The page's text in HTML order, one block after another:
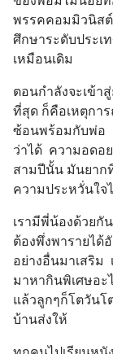
พรรคคอมมิวนิส
ศึกษาระดับประเ
เหมือนเดิม
ตอนกำลังจะเข้า
ที่สุด ก็คือเหตุกา
ซ้อนพร้อมกับพ่อ
ว่าได้  ความอด
สามปีนั้น มันยาก
ความประหวั่นใจ
เรามีพี่น้องด้วยกั
ต้องพึ่งพารายได้
อย่างอื่นมาเสริม
มาหากินพิเศษอะ
แล้วลูกๆก็โตวันโ
บ้านส่งให้